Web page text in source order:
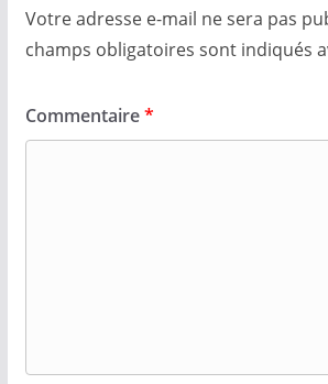
Votre adresse e-mail ne sera pas
champs obligatoires sont indiqués
Commentaire*